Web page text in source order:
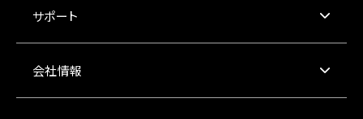
サポート
会社情報